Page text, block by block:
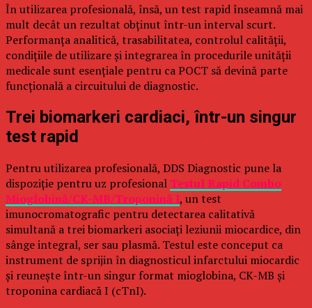
În utilizarea profesională, însă, un test rapid înseamnă mai
mult decât un rezultat obținut într-un interval scurt.
Performanța analitică, trasabilitatea, controlul calității,
condițiile de utilizare și integrarea în procedurile unității
medicale sunt esențiale pentru ca POCT să devină parte
funcțională a circuitului de diagnostic.
Trei biomarkeri cardiaci, într-un singur
test rapid
Pentru utilizarea profesională, DDS Diagnostic pune la
dispoziție pentru uz profesional Testul Rapid Combo
Mioglobină/CK-MB/Troponină I, un test
imunocromatografic pentru detectarea calitativă
simultană a trei biomarkeri asociați leziunii miocardice, din
sânge integral, ser sau plasmă. Testul este conceput ca
instrument de sprijin în diagnosticul infarctului miocardic
și reunește într-un singur format mioglobina, CK-MB și
troponina cardiacă I (cTnI).